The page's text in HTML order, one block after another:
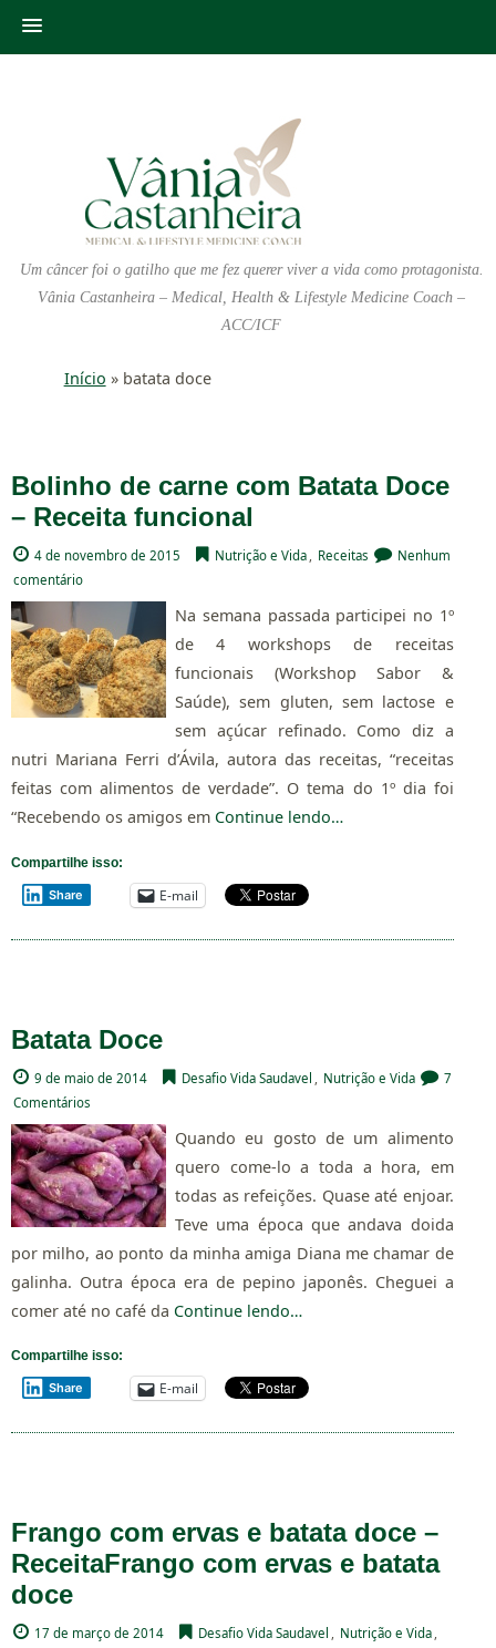
Um câncer foi o gatilho que me fez querer viver a vida como protagonista.
Vânia Castanheira – Medical, Health & Lifestyle Medicine Coach –
ACC/ICF
Início » batata doce
Bolinho de carne com Batata Doce
– Receita funcional
4 de novembro de 2015 Nutrição e Vida , Receitas
Nenhum
comentário
Na semana passada participei no 1º
de 4 workshops de receitas
funcionais (Workshop Sabor &
Saúde), sem gluten, sem lactose e
sem açúcar refinado. Como diz a
nutri Mariana Ferri d’Ávila, autora das receitas, “receitas
feitas com alimentos de verdade”. O tema do 1º dia foi
“Recebendo os amigos em Continue lendo…
Compartilhe isso:
Share E-mail
Batata Doce
9 de maio de 2014 Desafio Vida Saudavel Nutrição e Vida
7
Comentários
Quando eu gosto de um alimento
quero come-lo a toda a hora, em
todas as refeições. Quase até enjoar.
Teve uma época que andava doida
por milho, ao ponto da minha amiga Diana me chamar de
galinha. Outra época era de pepino japonês. Cheguei a
comer até no café da Continue lendo…
Compartilhe isso:
Share E-mail
Frango com ervas e batata doce –
ReceitaFrango com ervas e batata
doce
17 de março de 2014 Desafio Vida Saudavel , Nutrição e Vida ,